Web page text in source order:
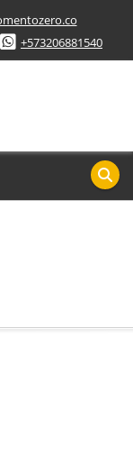
+573206881540